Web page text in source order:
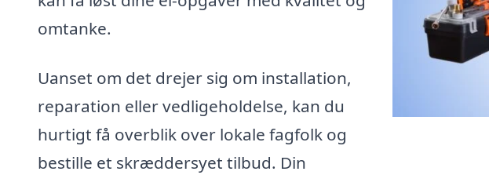
omtanke.
Uanset om det drejer sig om installation,
reparation eller vedligeholdelse, kan du
hurtigt få overblik over lokale fagfolk og
bestille et skræddersyet tilbud. Din